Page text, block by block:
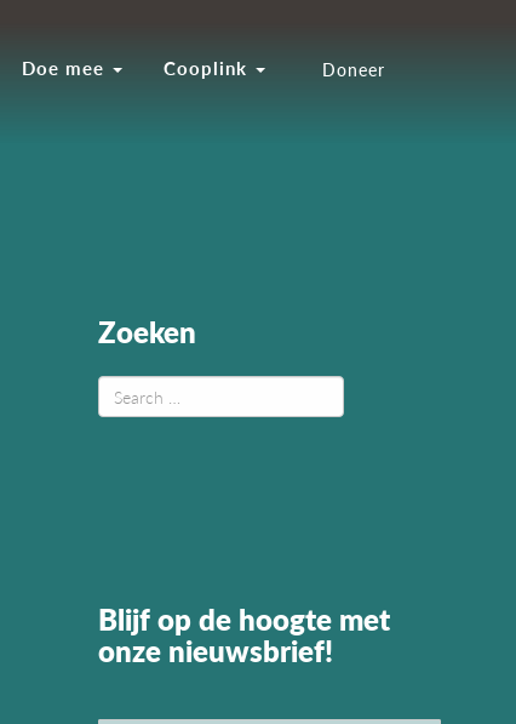
Doe mee Cooplink Doneer
Zoeken
Blijf op de hoogte met
onze nieuwsbrief!